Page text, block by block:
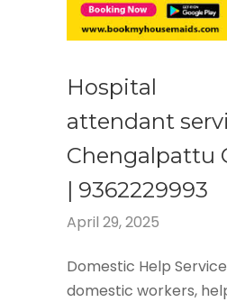
Hospital
attendant
Chengalpattu
| 9362229993
April 29, 2025
Domestic Help
domestic workers,